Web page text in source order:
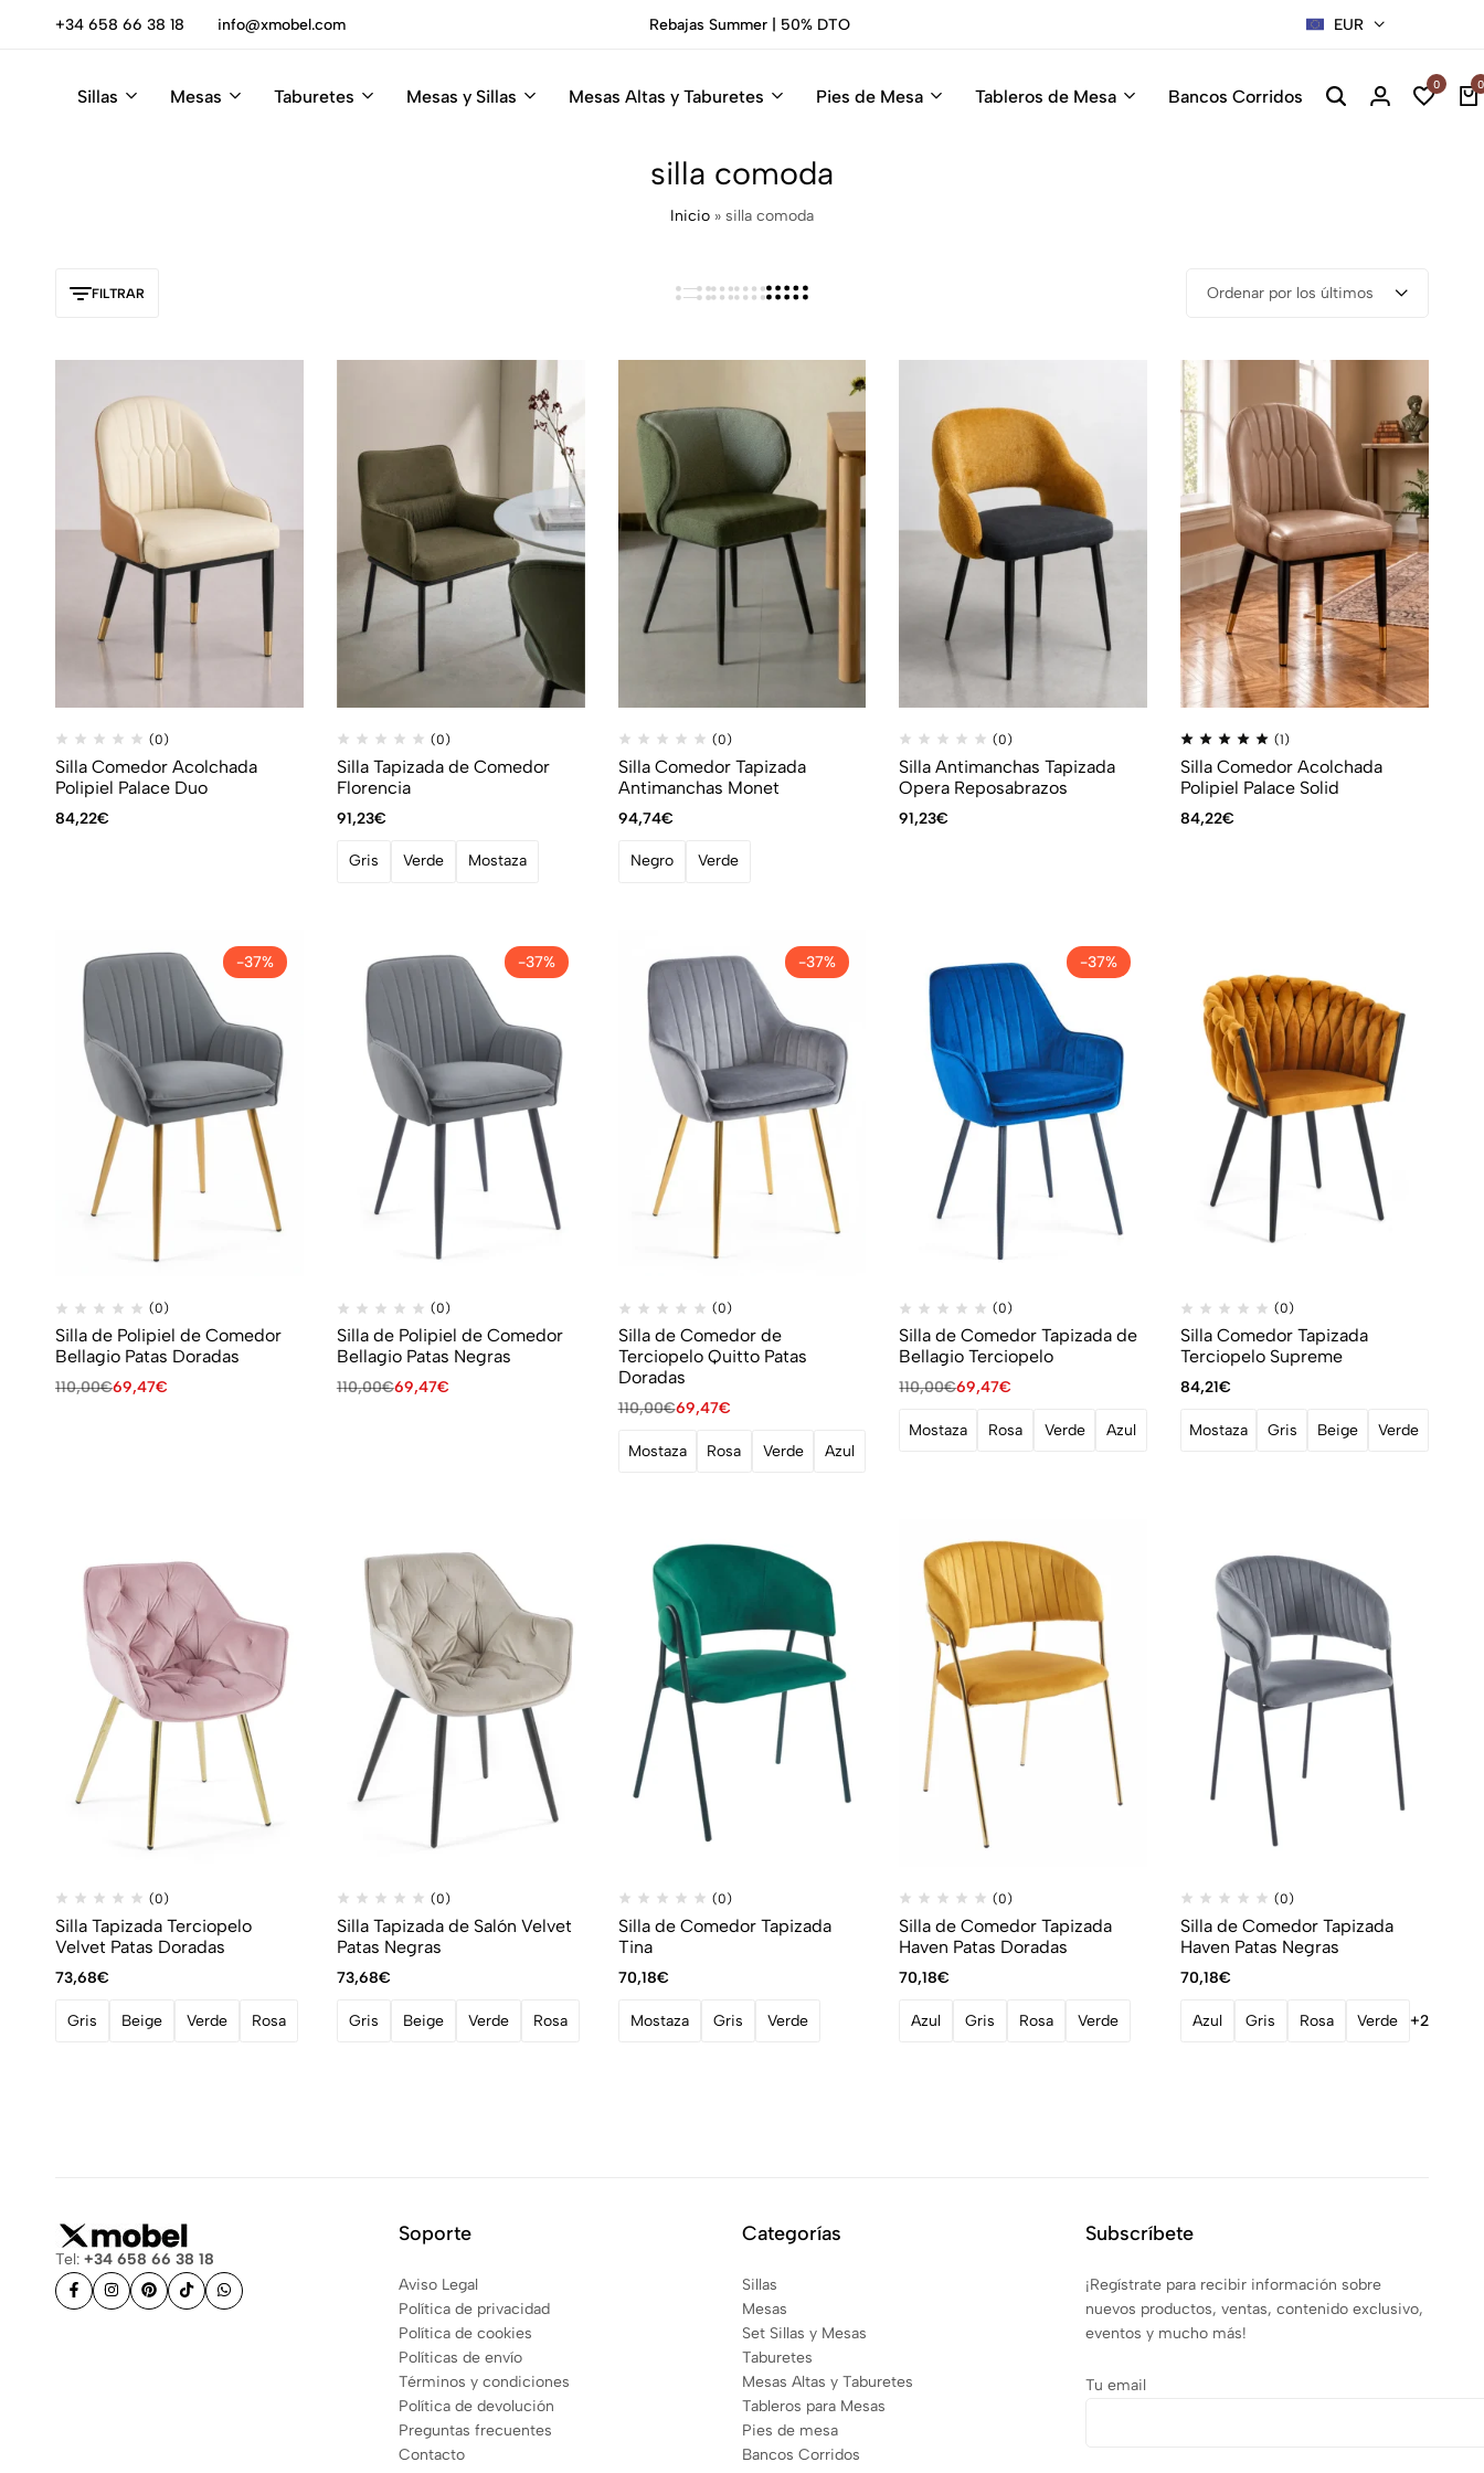
+34 658 66 38 18 info@xmobel.com Rebajas Summer | 50% DTO EUR
Sillas Mesas Taburetes Mesas y Sillas Mesas Altas y Taburetes Pies de Mesa Tableros de Mesa Bancos Corridos
0 0
silla comoda
Inicio » silla comoda
FILTRAR Ordenar por los últimos
(0)
Silla Comedor Acolchada
Polipiel Palace Duo
84,22€
(0)
Silla Tapizada de Comedor
Florencia
91,23€
Gris Verde Mostaza
(0)
Silla Comedor Tapizada
Antimanchas Monet
94,74€
Negro Verde
(0)
Silla Antimanchas Tapizada
Opera Reposabrazos
91,23€
(1)
Silla Comedor Acolchada
Polipiel Palace Solid
84,22€
-37%
(0)
Silla de Polipiel de Comedor
Bellagio Patas Doradas
110,00€69,47€
-37%
(0)
Silla de Polipiel de Comedor
Bellagio Patas Negras
110,00€69,47€
-37%
(0)
Silla de Comedor de
Terciopelo Quitto Patas
Doradas
110,00€69,47€
Mostaza Rosa Verde Azul
-37%
(0)
Silla de Comedor Tapizada de
Bellagio Terciopelo
110,00€69,47€
Mostaza Rosa Verde Azul
(0)
Silla Comedor Tapizada
Terciopelo Supreme
84,21€
Mostaza Gris Beige Verde
(0)
Silla Tapizada Terciopelo
Velvet Patas Doradas
73,68€
Gris Beige Verde Rosa
(0)
Silla Tapizada de Salón Velvet
Patas Negras
73,68€
Gris Beige Verde Rosa
(0)
Silla de Comedor Tapizada
Tina
70,18€
Mostaza Gris Verde
(0)
Silla de Comedor Tapizada
Haven Patas Doradas
70,18€
Azul Gris Rosa Verde
(0)
Silla de Comedor Tapizada
Haven Patas Negras
70,18€
Azul Gris Rosa Verde +2
Tel: +34 658 66 38 18
Soporte
Aviso Legal
Política de privacidad
Política de cookies
Políticas de envío
Términos y condiciones
Política de devolución
Preguntas frecuentes
Contacto
Categorías
Sillas
Mesas
Set Sillas y Mesas
Taburetes
Mesas Altas y Taburetes
Tableros para Mesas
Pies de mesa
Bancos Corridos
Subscríbete
¡Regístrate para recibir información sobre
nuevos productos, ventas, contenido exclusivo,
eventos y mucho más!
Tu email